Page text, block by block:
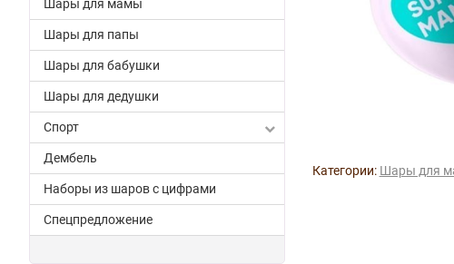
Шары для мамы
Шары для папы
Шары для бабушки
Шары для дедушки
Спорт
Дембель
Наборы из шаров с цифрами
Спецпредложение
Категории: Шары для